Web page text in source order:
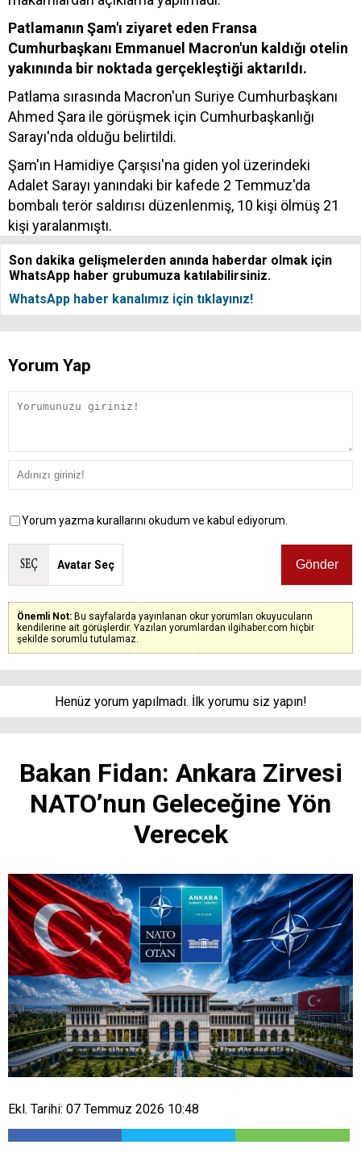
Patlamanın Şam'ı ziyaret eden Fransa
Cumhurbaşkanı Emmanuel Macron'un kaldığı otelin
yakınında bir noktada gerçekleştiği aktarıldı.
Patlama sırasında Macron'un Suriye Cumhurbaşkanı
Ahmed Şara ile görüşmek için Cumhurbaşkanlığı
Sarayı'nda olduğu belirtildi.
Şam'ın Hamidiye Çarşısı'na giden yol üzerindeki
Adalet Sarayı yanındaki bir kafede 2 Temmuz'da
bombalı terör saldırısı düzenlenmiş, 10 kişi ölmüş 21
kişi yaralanmıştı.
Son dakika gelişmelerden anında haberdar olmak için
WhatsApp haber grubumuza katılabilirsiniz.
WhatsApp haber kanalımız için tıklayınız!
Yorum Yap
Yorum yazma kurallarını okudum ve kabul ediyorum.
Avatar Seç
Önemli Not: Bu sayfalarda yayınlanan okur yorumları okuyucuların
kendilerine ait görüşlerdir. Yazılan yorumlardan ilgihaber.com hiçbir
şekilde sorumlu tutulamaz.
Henüz yorum yapılmadı. İlk yorumu siz yapın!
Bakan Fidan: Ankara Zirvesi
NATO’nun Geleceğine Yön
Verecek
Ekl. Tarihi: 07 Temmuz 2026 10:48